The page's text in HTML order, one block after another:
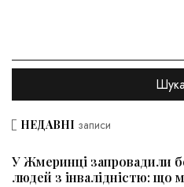
НЕДАВНІ записи
У Жмеринці запровадили
людей з інвалідністю: що